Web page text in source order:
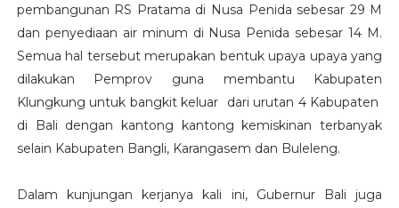
pembangunan RS Pratama di Nusa Penida sebesar 29 M
dan penyediaan air minum di Nusa Penida sebesar 14 M.
Semua hal tersebut merupakan bentuk upaya upaya yang
dilakukan Pemprov guna membantu Kabupaten
Klungkung untuk bangkit keluar dari urutan 4 Kabupaten
di Bali dengan kantong kantong kemiskinan terbanyak
selain Kabupaten Bangli, Karangasem dan Buleleng.
Dalam kunjungan kerjanya kali ini, Gubernur Bali juga